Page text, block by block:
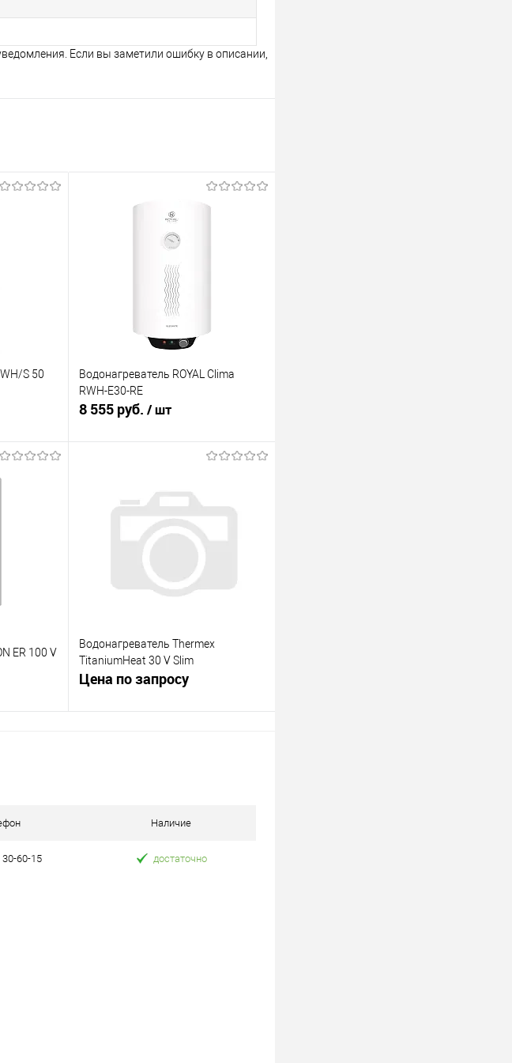
Если вы заметили ошибку в описании,
S 50
Водонагреватель ROYAL Clima
RWH-E30-RE
8 555 руб. / шт
Купить в 1 клик
К сравнению
В избранное
В наличии
ER 100 V
Водонагреватель Thermex
TitaniumHeat 30 V Slim
Цена по запросу
Наличие
30-60-15 достаточно